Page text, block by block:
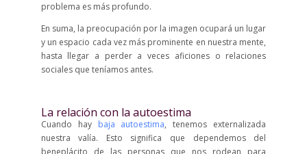
problema es más profundo.
En suma, la preocupación por la imagen ocupará un lugar
y un espacio cada vez más prominente en nuestra mente,
hasta llegar a perder a veces aficiones o relaciones
sociales que teníamos antes.
La relación con la autoestima
Cuando hay baja autoestima, tenemos externalizada
nuestra valía. Esto significa que dependemos del
beneplácito de las personas que nos rodean para